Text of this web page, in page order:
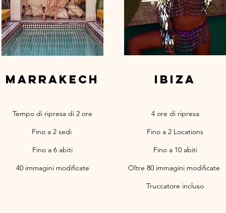
marrakech
Tempo di ripresa di 2 ore
Fino a 2 sedi
Fino a 6 abiti
40 immagini modificate
ibiza
4 ore di ripresa
Fino a 2 Locations
Fino a 10 abiti
Oltre 80 immagini modificate
Truccatore incluso